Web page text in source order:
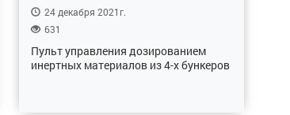
24 декабря 2021г.
631
Пульт управления дозированием
инертных материалов из 4-х бункеров